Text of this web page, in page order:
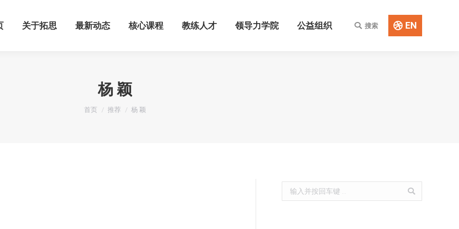
关于拓思 最新动态 核心课程 教练人才 领导力学院 公益组织 Search:
搜索 EN
杨 颖
您在这里：
首页 推荐 杨 颖
Search:
关于拓思 最新动态 核心课程 教练人才 领导力学院 公益组织 Search:
搜索 EN